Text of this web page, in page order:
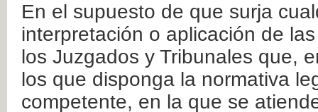
En el supuesto de que surja
interpretación o aplicación de
los Juzgados y Tribunales que,
los que disponga la normativa
competente, en la que se